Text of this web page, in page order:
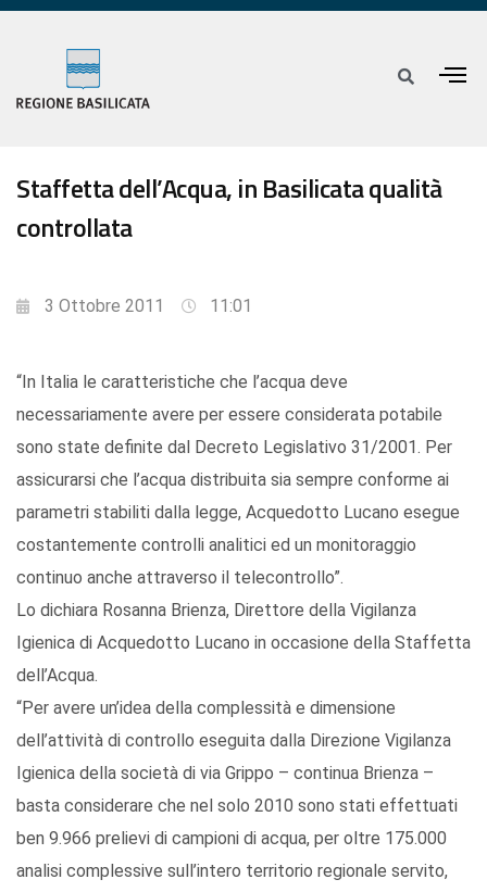
Staffetta dell’Acqua, in Basilicata qualità
controllata
3 Ottobre 2011 11:01
“In Italia le caratteristiche che l’acqua deve
necessariamente avere per essere considerata potabile
sono state definite dal Decreto Legislativo 31/2001. Per
assicurarsi che l’acqua distribuita sia sempre conforme ai
parametri stabiliti dalla legge, Acquedotto Lucano esegue
costantemente controlli analitici ed un monitoraggio
continuo anche attraverso il telecontrollo”.
Lo dichiara Rosanna Brienza, Direttore della Vigilanza
Igienica di Acquedotto Lucano in occasione della Staffetta
dell’Acqua.
“Per avere un’idea della complessità e dimensione
dell’attività di controllo eseguita dalla Direzione Vigilanza
Igienica della società di via Grippo – continua Brienza –
basta considerare che nel solo 2010 sono stati effettuati
ben 9.966 prelievi di campioni di acqua, per oltre 175.000
analisi complessive sull’intero territorio regionale servito,